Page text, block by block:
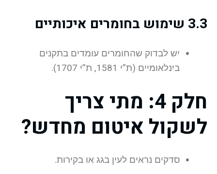
3.3 שימוש בחומרים איכותיים
יש לבדוק שהחומרים עומדים בתקנים
בינלאומיים (ת”י 1581, ת”י 1707).
חלק 4: מתי צריך
לשקול איטום מחדש?
סדקים נראים לעין בגג או בקירות.